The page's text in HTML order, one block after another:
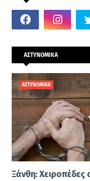
ΑΣΤΥΝΟΜΙΚΑ
ΑΣΤΥΝΟΜΙΚΑ
Ξάνθη: